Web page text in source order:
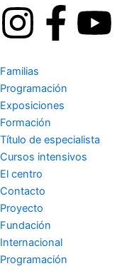
I
n
s
t
a
g
r
F
c
e
b
o
Y
t
Familias
Programación
Exposiciones
Formación
Título de especialista
Cursos intensivos
El centro
Contacto
Proyecto
Fundación
Internacional
Programación